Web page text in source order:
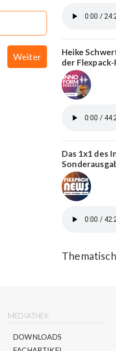
Weiter
Heike
der
Das 1x1 des
MEDIATHEK
DOWNLOADS